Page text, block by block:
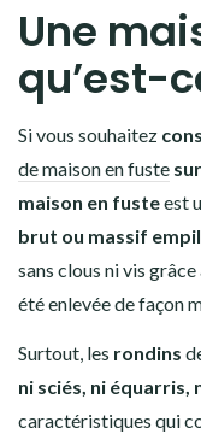
Une
qu’est-
Si vous souhaitez
de maison en fuste
maison en fusteest
brut ou massif
sans clous ni vis grâce
été enlevée de façon
Surtout, les rondins
ni sciés, ni équarris,
caractéristiques qui